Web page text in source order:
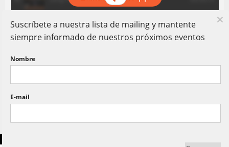
Suscríbete a nuestra lista de mailing y mantente
siempre informado de nuestros próximos eventos
Nombre
E-mail